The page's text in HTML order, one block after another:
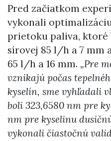
Pred začiatkom
vykonali
prietoku paliva, ktoré
sírovej 85 l/h a 7 mm
65 l/h a 16 mm. „Pre
vznikajú počas
kyselín, sme vyhľadali
boli 323,6580 nm pre
nm pre kyselinu
vykonali čiastočnú